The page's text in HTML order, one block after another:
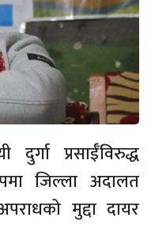
दुर्गा प्रसाईँविरुद्ध
जिल्ला अदालत
मुद्दा दायर